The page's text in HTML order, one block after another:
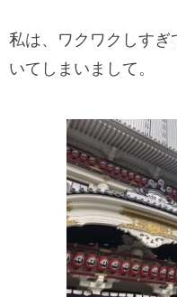
私は、ワクワクしす
いてしまいまして。